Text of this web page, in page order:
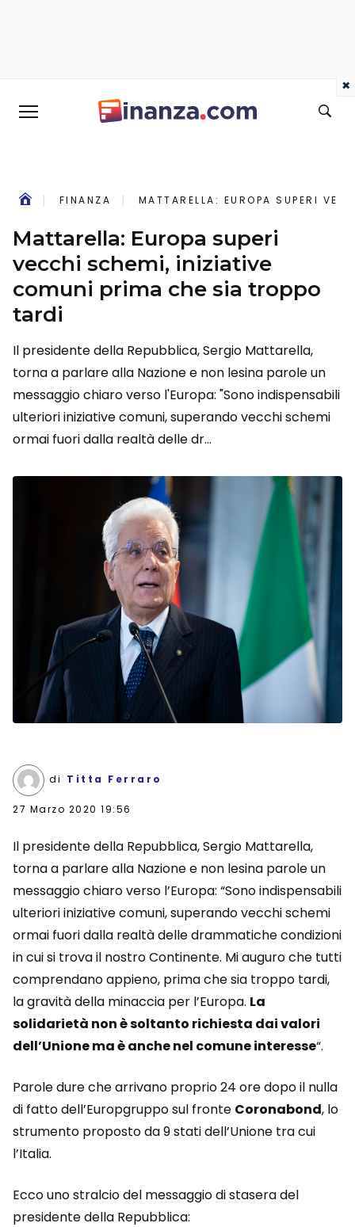
FINANZA MATTARELLA: EUROPA SUPERI
Mattarella: Europa superi
vecchi schemi, iniziative
comuni prima che sia troppo
tardi
Il presidente della Repubblica, Sergio Mattarella,
torna a parlare alla Nazione e non lesina parole un
messaggio chiaro verso l'Europa: "Sono indispensabili
ulteriori iniziative comuni, superando vecchi schemi
ormai fuori dalla realtà delle dr...
di Titta Ferraro
27 Marzo 2020 19:56
Il presidente della Repubblica, Sergio Mattarella,
torna a parlare alla Nazione e non lesina parole un
messaggio chiaro verso l’Europa: “Sono indispensabili
ulteriori iniziative comuni, superando vecchi schemi
ormai fuori dalla realtà delle drammatiche condizioni
in cui si trova il nostro Continente. Mi auguro che tutti
comprendano appieno, prima che sia troppo tardi,
la gravità della minaccia per l’Europa. La
solidarietà non è soltanto richiesta dai valori
dell’Unione ma è anche nel comune interesse“.
Parole dure che arrivano proprio 24 ore dopo il nulla
di fatto dell’Europgruppo sul fronte Coronabond, lo
strumento proposto da 9 stati dell’Unione tra cui
l’Italia.
Ecco uno stralcio del messaggio di stasera del
presidente della Repubblica:
×